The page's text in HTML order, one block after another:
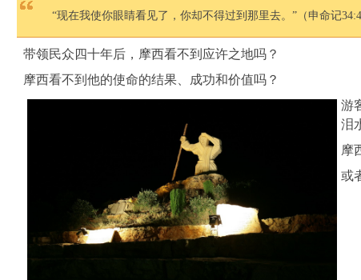
“现在我使你眼睛看见了，你却不得过到那里去。”（申命记34:4
带领民众四十年后，摩西看不到应许之地吗？
摩西看不到他的使命的结果、成功和价值吗？
游
泪
摩
或